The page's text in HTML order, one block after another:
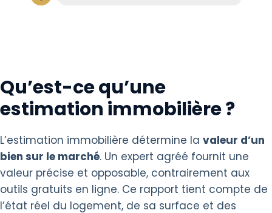
Qu’est-ce qu’une
estimation immobilière ?
L’estimation immobilière détermine la valeur d’un
bien sur le marché. Un expert agréé fournit une
valeur précise et opposable, contrairement aux
outils gratuits en ligne. Ce rapport tient compte de
l’état réel du logement, de sa surface et des